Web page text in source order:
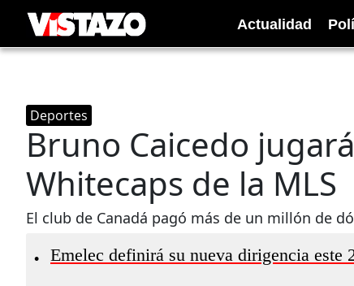
Actualidad
Deportes
Bruno Caicedo
Whitecaps de la MLS
El club de Canadá pagó más de un millón de
• Emelec definirá su nueva dirigencia este